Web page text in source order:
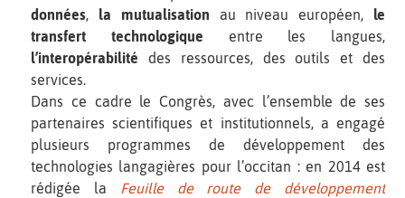
données, la mutualisation au niveau européen, le
transfert technologique entre les langues,
l’interopérabilité des ressources, des outils et des
services.
Dans ce cadre le Congrès, avec l’ensemble de ses
partenaires scientifiques et institutionnels, a engagé
plusieurs programmes de développement des
technologies langagières pour l’occitan : en 2014 est
rédigée la
Feuille de route de développement